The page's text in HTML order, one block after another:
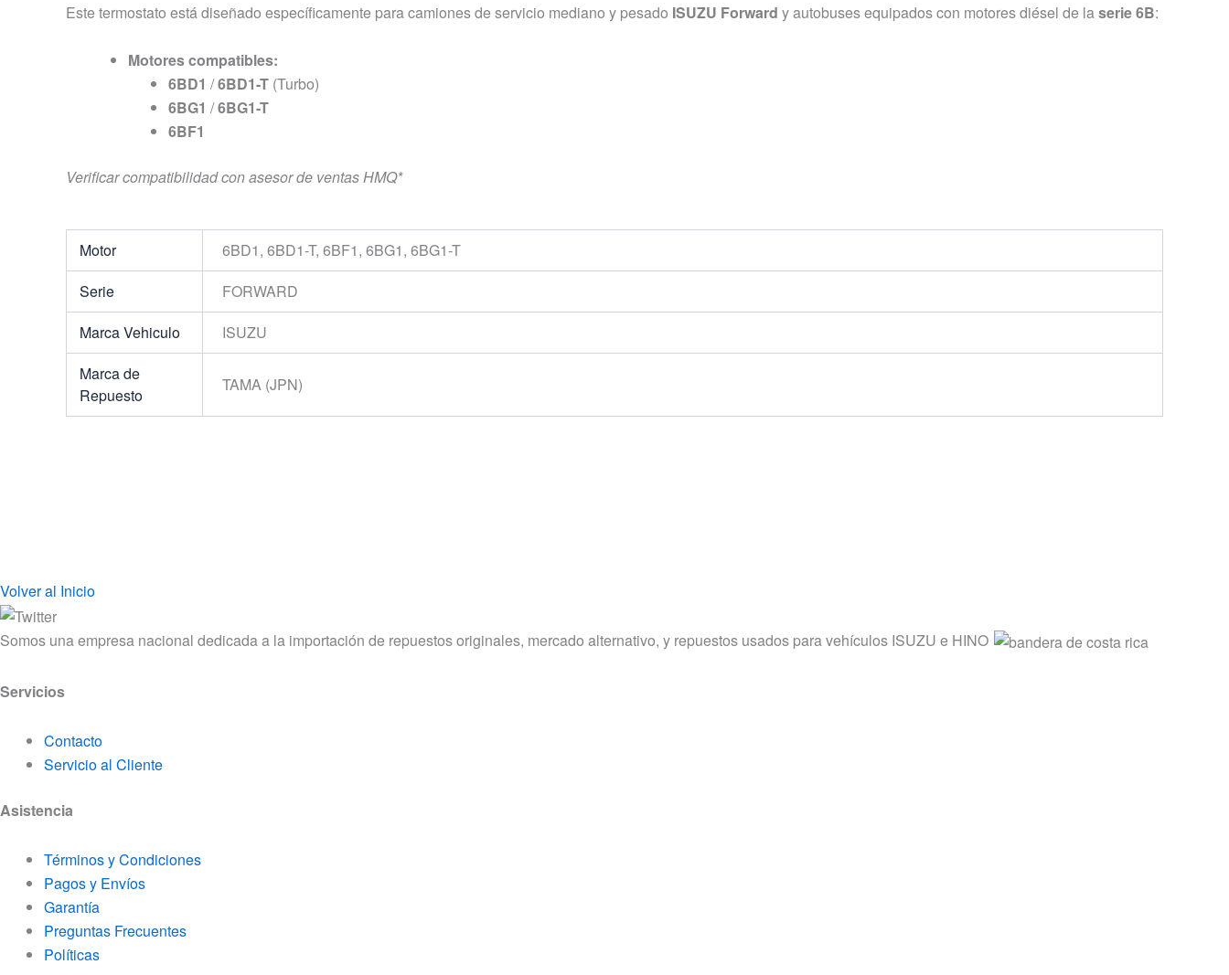
Este termostato está diseñado específicamente para camiones de servicio mediano y pesado ISUZU Forward y autobuses equipados con motores diésel de laserie 6B:
Motores compatibles:
6BD1 /6BD1-T (Turbo)
6BG1 /6BG1-T
6BF1
Verificar compatibilidad con asesor de ventas HMQ*
Motor
6BD1, 6BD1-T, 6BF1, 6BG1, 6BG1-T
Serie
FORWARD
Marca Vehiculo
ISUZU
Marca de
Repuesto
TAMA (JPN)
Volver al Inicio
Somos una empresa nacional dedicada a la importación de repuestos originales, mercado alternativo, y repuestos usados para vehículos ISUZU e HINO
Servicios
Contacto
Servicio al Cliente
Asistencia
Términos y Condiciones
Pagos y Envíos
Garantía
Preguntas Frecuentes
Políticas